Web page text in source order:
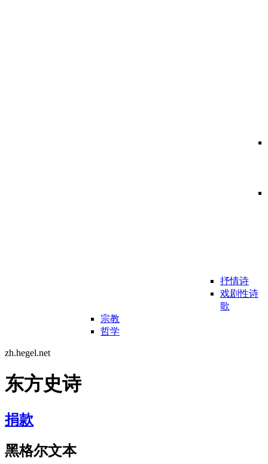
抒情诗
戏剧性诗
歌
宗教
哲学
zh.hegel.net
东方史诗
捐款
黑格尔文本